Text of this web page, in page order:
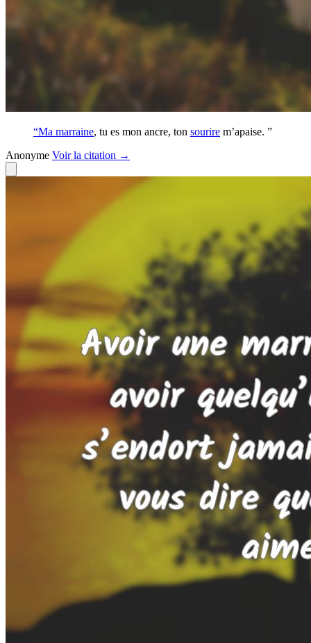
“Ma marraine, tu es mon ancre, ton sourire m’apaise. ”
Anonyme Voirla citation →